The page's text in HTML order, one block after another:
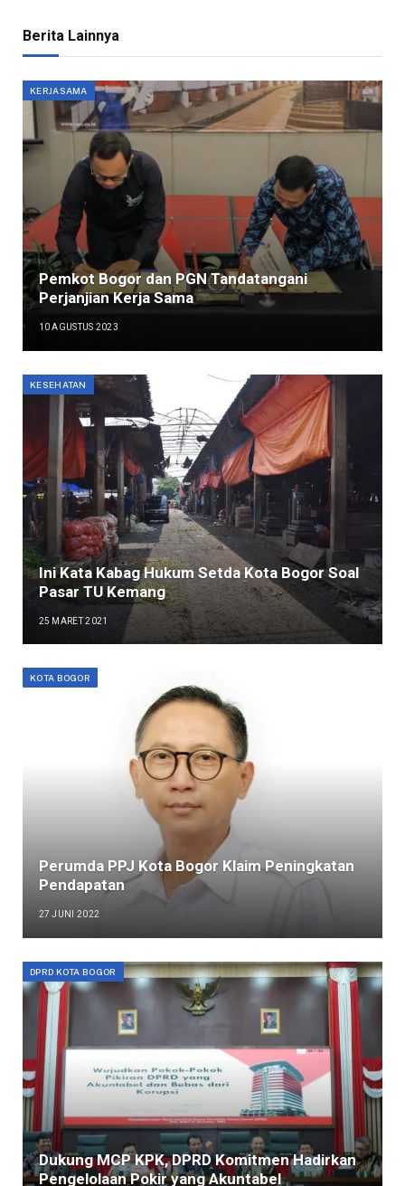
Berita Lainnya
KERJASAMA
Pemkot Bogor dan PGN Tandatangani
Perjanjian Kerja Sama
10 AGUSTUS 2023
KESEHATAN
Ini Kata Kabag Hukum Setda Kota Bogor Soal
Pasar TU Kemang
25 MARET 2021
KOTA BOGOR
Perumda PPJ Kota Bogor Klaim Peningkatan
Pendapatan
27 JUNI 2022
DPRD KOTA BOGOR
Dukung MCP KPK, DPRD Komitmen Hadirkan
Pengelolaan Pokir yang Akuntabel